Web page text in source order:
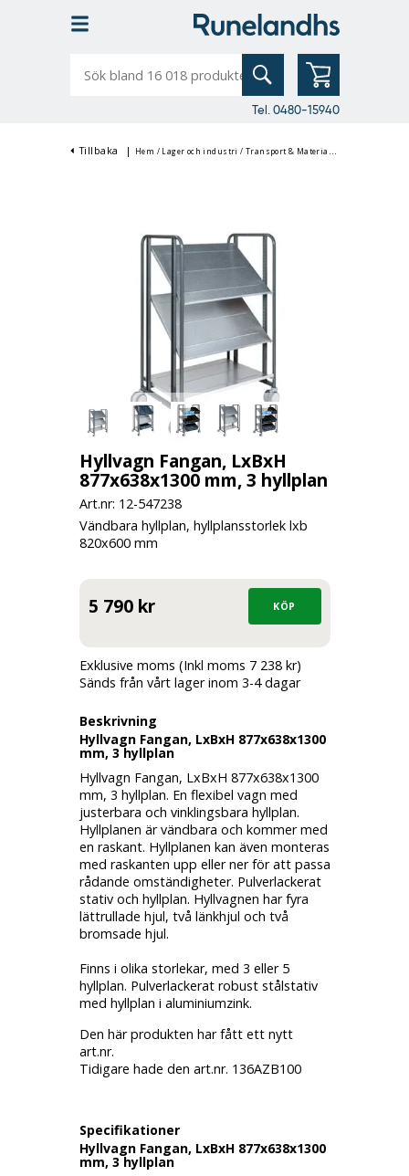
bland
Tel. 0480-15940
Tillbaka | Hem / Lager och industri / Transport & Materialhantering
Hyllvagn Fangan, LxBxH
877x638x1300 mm, 3 hyllplan
Art.nr: 12-547238
Vändbara hyllplan, hyllplansstorlek lxb
820x600 mm
5 790 kr
Exklusive moms (Inkl moms 7 238 kr)
Sänds från vårt lager inom 3-4 dagar
Beskrivning
Hyllvagn Fangan, LxBxH 877x638x1300
mm, 3 hyllplan
Hyllvagn Fangan, LxBxH 877x638x1300
mm, 3 hyllplan. En flexibel vagn med
justerbara och vinklingsbara hyllplan.
Hyllplanen är vändbara och kommer med
en raskant. Hyllplanen kan även monteras
med raskanten upp eller ner för att passa
rådande omständigheter. Pulverlackerat
stativ och hyllplan. Hyllvagnen har fyra
lättrullade hjul, två länkhjul och två
bromsade hjul.
Finns i olika storlekar, med 3 eller 5
hyllplan. Pulverlackerat robust stålstativ
med hyllplan i aluminiumzink.
Den här produkten har fått ett nytt
art.nr.
Tidigare hade den art.nr. 136AZB100
Specifikationer
Hyllvagn Fangan, LxBxH 877x638x1300
mm, 3 hyllplan